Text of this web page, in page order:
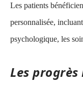
Les patients
personnalisée,
psychologique, les
Les